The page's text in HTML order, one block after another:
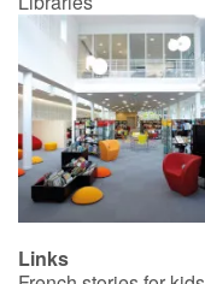
Links